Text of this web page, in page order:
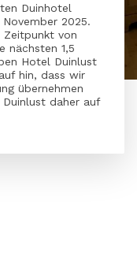
Duinhotel
2025.
Zeitpunkt von
nächsten 1,5
Hotel Duinlust
hin, dass wir
übernehmen
daher auf